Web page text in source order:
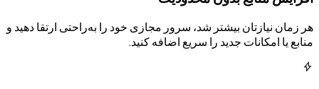
هر زمان نیازتان بیشتر شد، سرور مجازی خود را به‌راحتی ارتقا دهید و
منابع یا امکانات جدید را سریع اضافه کنید.